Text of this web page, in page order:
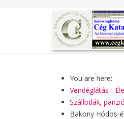
You are here:
Vendéglátás -
Szállodák,
Bakony Hódos-